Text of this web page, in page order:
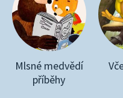
Mlsné medvědí
příběhy